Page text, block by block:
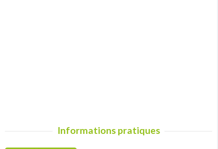
Informations pratiques